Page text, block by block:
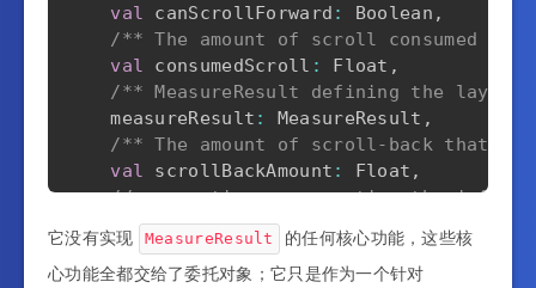
val canScrollForward : Boolean ,
/** The amount of scroll consumed
val consumedScroll : Float ,
/** MeasureResult defining the
    measureResult
: MeasureResult ,
/** The amount of scroll-back that
val scrollBackAmount : Float ,
// properties representing the info
/** see
override val visibleItemsInfo: List
/** see
它没有实现 MeasureResult
的任何核心功能，这些核
心功能全都交给了委托对象；它只是作为一个针对